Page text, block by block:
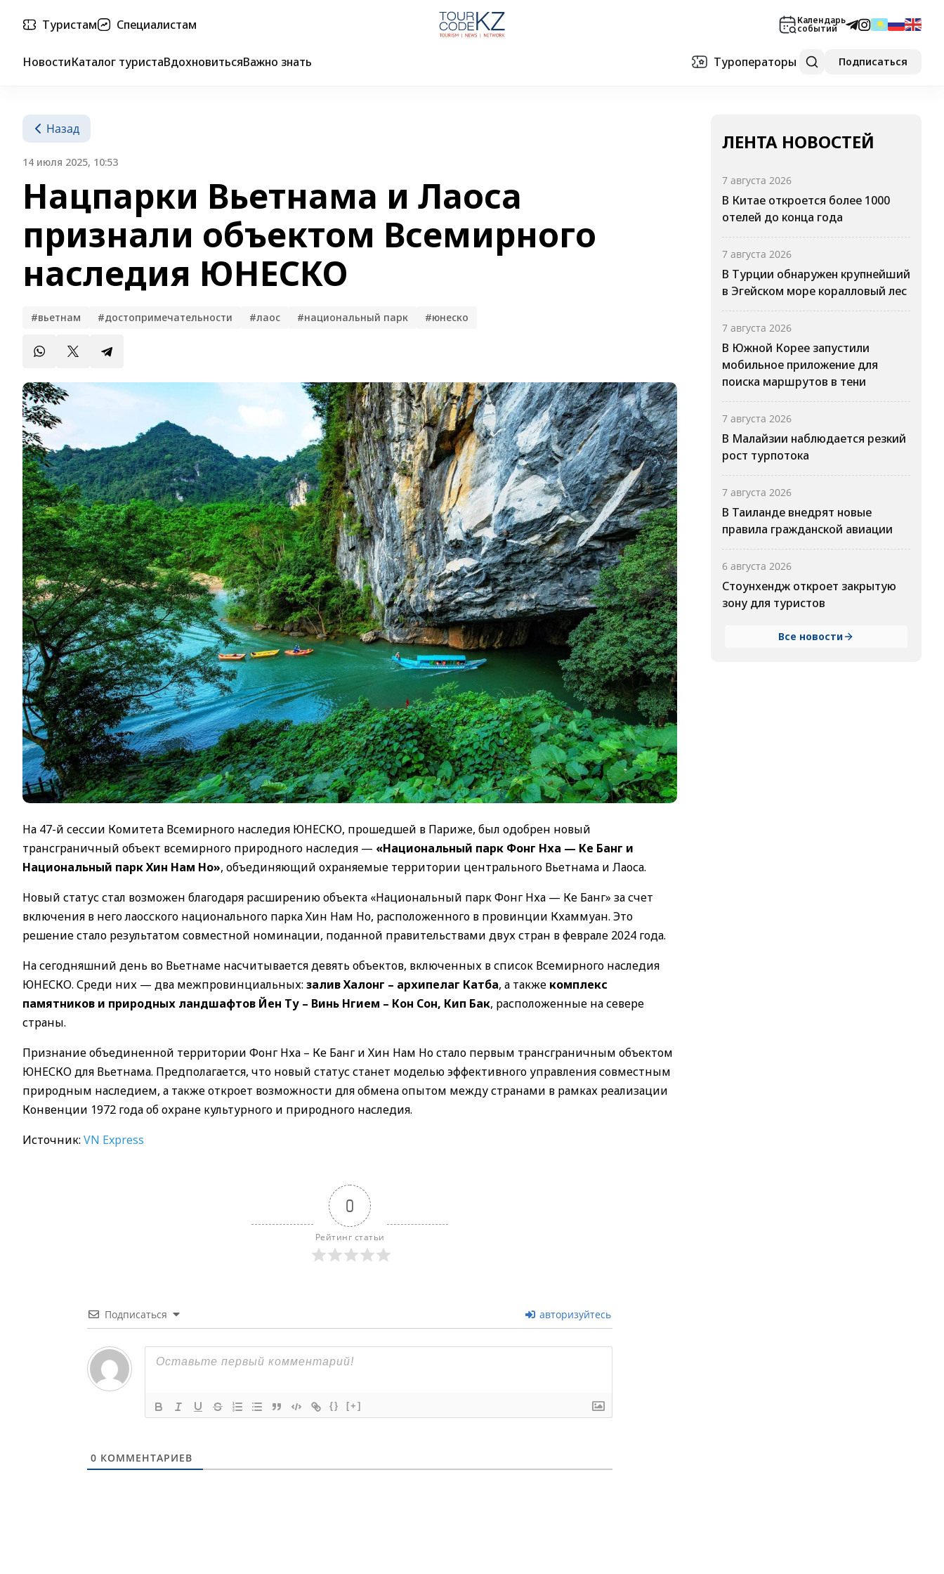
Туристам Специалистам Календарь
событий
НовостиКаталог туристаВдохновитьсяВажно знать Туроператоры Подписаться
Назад
14 июля 2025, 10:53
Нацпарки Вьетнама и Лаоса
признали объектом Всемирного
наследия ЮНЕСКО
#вьетнам #достопримечательности #лаос #национальный парк #юнеско
На 47-й сессии Комитета Всемирного наследия ЮНЕСКО, прошедшей в Париже, был одобрен новый
трансграничный объект всемирного природного наследия — «Национальный парк Фонг Нха — Ке Банг и
Национальный парк Хин Нам Но», объединяющий охраняемые территории центрального Вьетнама и Лаоса.
Новый статус стал возможен благодаря расширению объекта «Национальный парк Фонг Нха — Ке Банг» за счет
включения в него лаосского национального парка Хин Нам Но, расположенного в провинции Кхаммуан. Это
решение стало результатом совместной номинации, поданной правительствами двух стран в феврале 2024 года.
На сегодняшний день во Вьетнаме насчитывается девять объектов, включенных в список Всемирного наследия
ЮНЕСКО. Среди них — два межпровинциальных: залив Халонг – архипелаг Катба, а также комплекс
памятников и природных ландшафтов Йен Ту – Винь Нгием – Кон Сон, Кип Бак, расположенные на севере
страны.
Признание объединенной территории Фонг Нха – Ке Банг и Хин Нам Но стало первым трансграничным объектом
ЮНЕСКО для Вьетнама. Предполагается, что новый статус станет моделью эффективного управления совместным
природным наследием, а также откроет возможности для обмена опытом между странами в рамках реализации
Конвенции 1972 года об охране культурного и природного наследия.
Источник: VN Express
0
Рейтинг статьи
Подписаться авторизуйтесь
{} [+]
0 КОММЕНТАРИЕВ
ЛЕНТА НОВОСТЕЙ
7 августа 2026
В Китае откроется более 1000
отелей до конца года
7 августа 2026
В Турции обнаружен крупнейший
в Эгейском море коралловый лес
7 августа 2026
В Южной Корее запустили
мобильное приложение для
поиска маршрутов в тени
7 августа 2026
В Малайзии наблюдается резкий
рост турпотока
7 августа 2026
В Таиланде внедрят новые
правила гражданской авиации
6 августа 2026
Стоунхендж откроет закрытую
зону для туристов
Все новости